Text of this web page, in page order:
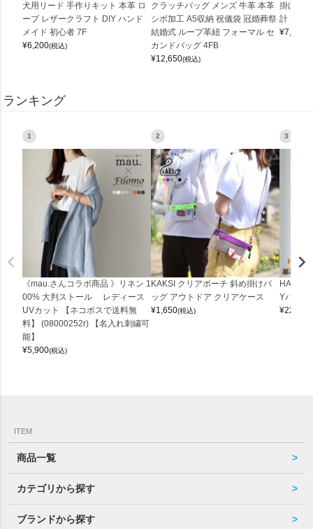
犬用リード 手作りキット 本革 ロ
ープ レザークラフト DIY ハンド
メイド 初心者 7F
¥6,200(税込)
クラッチバッグ メンズ 牛革 本革
シボ加工 A5収納 祝儀袋 冠婚葬祭
結婚式 ループ革紐 フォーマル セ
カンドバッグ 4FB
¥12,650(税込)
掛け時
計
¥7,150
ランキング
1
《mau.さんコラボ商品 》リネン 1
00% 大判ストール レディース
UVカット 【ネコポスで送料無
料】 (08000252r) 【名入れ刺繍可
能】
¥5,900(税込)
2
KAKSI クリアポーチ 斜め掛けバ
ッグ アウトドア クリアケース
¥1,650(税込)
3
Yバッグ
¥22,000
ITEM
商品一覧
カテゴリから探す
ブランドから探す